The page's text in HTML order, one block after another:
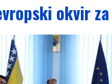
okvir